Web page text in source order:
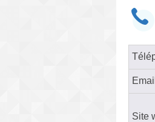
Email
Site